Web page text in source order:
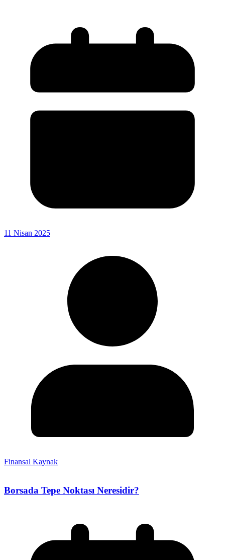
11 Nisan 2025
Finansal Kaynak
Borsada Tepe Noktası Neresidir?